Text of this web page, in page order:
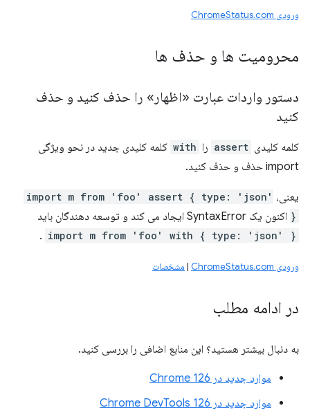
ورودی ChromeStatus.com
محرومیت ها و حذف ها
دستور واردات عبارت «اظهار» را حذف کنید و حذف
کنید
کلمه کلیدی assert را with کلمه کلیدی جدید در نحو ویژگی
import حذف و حذف کنید.
یعنی، import m from 'foo' assert { type: 'json'
} اکنون یک SyntaxError ایجاد می کند و توسعه دهندگان باید
import m from 'foo' with { type: 'json' }
.
ورودی ChromeStatus.com | مشخصات
در ادامه مطلب
به دنبال بیشتر هستید؟ این منابع اضافی را بررسی کنید.
موارد جدید در Chrome 126
موارد جدید در Chrome DevTools 126